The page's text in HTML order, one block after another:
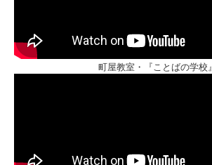
町屋教室・『ことばの学校』